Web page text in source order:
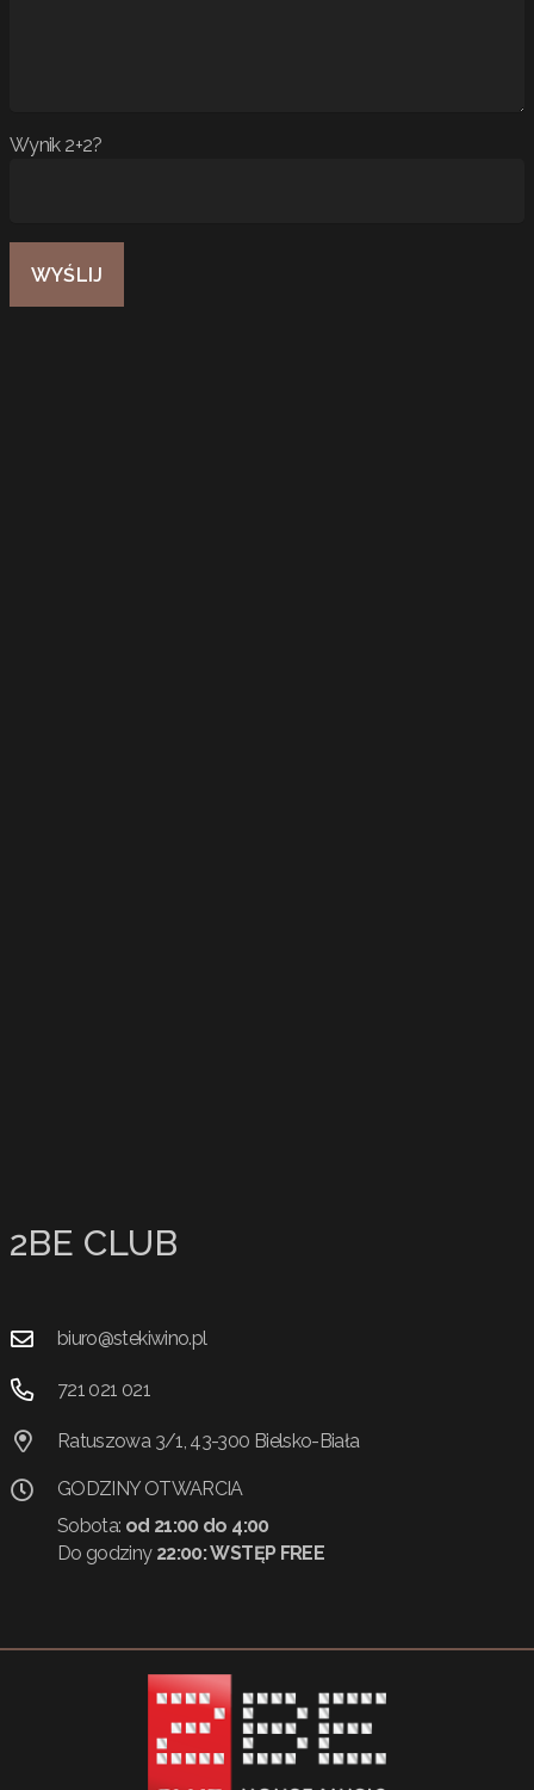
Wynik 2+2?
2BE CLUB
biuro@stekiwino.pl
721 021 021
Ratuszowa 3/1, 43-300 Bielsko-Biała
GODZINY OTWARCIA
Sobota: od 21:00 do 4:00
Do godziny 22:00:WSTĘP FREE